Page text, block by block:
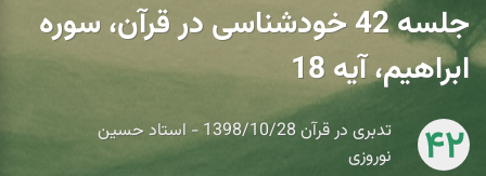
جلسه 42 خودشناسی در قرآن، سوره
ابراهیم، آیه 18
42
تدبری در قرآن 1398/10/28 - استاد حسین
نوروزی